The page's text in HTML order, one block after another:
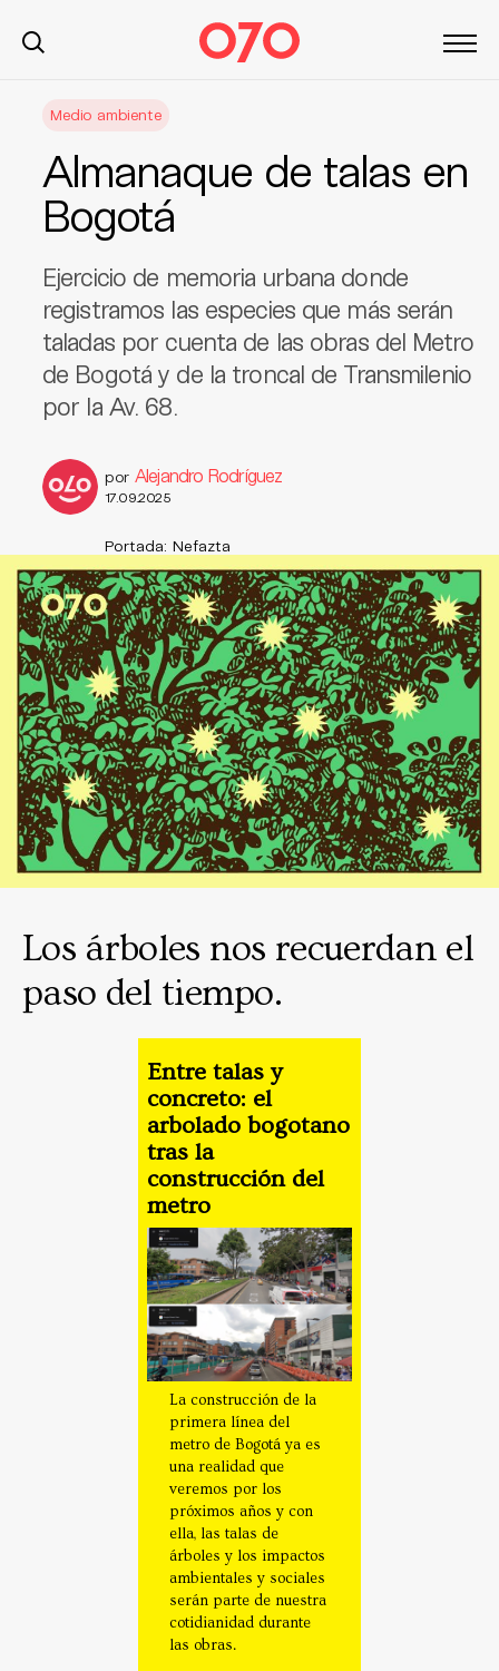
Medio ambiente
Almanaque de talas en
Bogotá
Ejercicio de memoria urbana donde
registramos las especies que más serán
taladas por cuenta de las obras del Metro
de Bogotá y de la troncal de Transmilenio
por la Av. 68.
por Alejandro Rodríguez
17.09.2025
Portada: Nefazta
Los árboles nos recuerdan el
paso del tiempo.
Entre talas y
concreto: el
arbolado bogotano
tras la
construcción del
metro
La construcción de la
primera línea del
metro de Bogotá ya es
una realidad que
veremos por los
próximos años y con
ella, las talas de
árboles y los impactos
ambientales y sociales
serán parte de nuestra
cotidianidad durante
las obras.